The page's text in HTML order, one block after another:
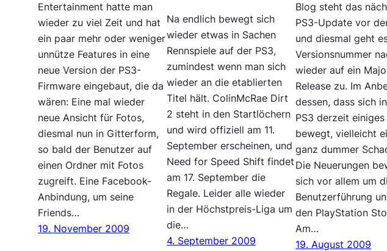
Entertainment hatte man
wieder zu viel Zeit und hat
ein paar mehr oder weniger
unnütze Features in eine
neue Version der PS3-
Firmware eingebaut, die da
wären: Eine mal wieder
neue Ansicht für Fotos,
diesmal nun in Gitterform,
so bald der Benutzer auf
einen Ordner mit Fotos
zugreift. Eine Facebook-
Anbindung, um seine
Friends…
19. November 2009
Na endlich bewegt sich
wieder etwas in Sachen
Rennspiele auf der PS3,
zumindest wenn man sich
wieder an die etablierten
Titel hält. ColinMcRae Dirt
2 steht in den Startlöchern
und wird offiziell am 11.
September erscheinen, und
Need for Speed Shift findet
am 17. September die
Regale. Leider alle wieder
in der Höchstpreis-Liga um
die…
4. September 2009
Blog steht das
PS3-Update vor
und diesmal geht
Versionsnummer
wieder auf ein
Release zu. Im
dessen, dass sich
PS3 derzeit einiges
bewegt, vielleicht
ganz dummer
Die Neuerungen
sich vor allem um
Benutzerführung
den PlayStation
Am…
19. August 2009